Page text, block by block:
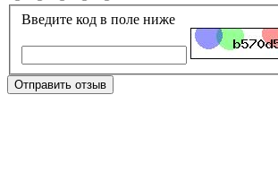
Введите код в поле ниже
Отправить отзыв